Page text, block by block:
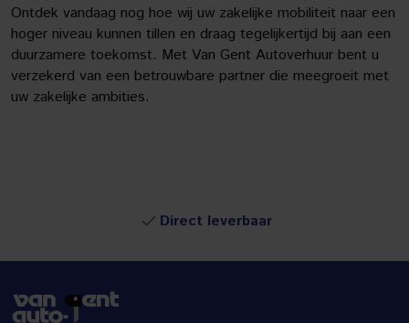
Ontdek vandaag nog hoe wij uw zakelijke mobiliteit naar een
hoger niveau kunnen tillen en draag tegelijkertijd bij aan een
duurzamere toekomst. Met Van Gent Autoverhuur bent u
verzekerd van een betrouwbare partner die meegroeit met
uw zakelijke ambities.
Direct leverbaar